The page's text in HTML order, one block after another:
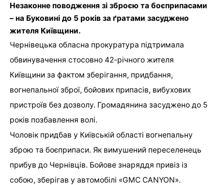
Незаконне поводження зі зброєю та боєприпасами
– на Буковині до 5 років за ґратами засуджено
жителя Київщини.
Чернівецька обласна прокуратура підтримала
обвинувачення стосовно 42-річного жителя
Київщини за фактом зберігання, придбання,
вогнепальної зброї, бойових припасів, вибухових
пристроїв без дозволу. Громадянина засуджено до 5
років позбавлення волі.
Чоловік придбав у Київській області вогнепальну
зброю та боєприпаси. Як вимушений переселенець
прибув до Чернівців. Бойове знаряддя привіз із
собою, зберігав у автомобілі «GMC CANYON».